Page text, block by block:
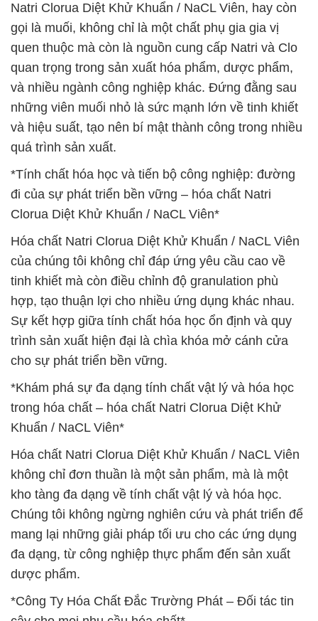
Natri Clorua Diệt Khử Khuẩn / NaCL Viên, hay còn
gọi là muối, không chỉ là một chất phụ gia gia vị
quen thuộc mà còn là nguồn cung cấp Natri và Clo
quan trọng trong sản xuất hóa phẩm, dược phẩm,
và nhiều ngành công nghiệp khác. Đứng đằng sau
những viên muối nhỏ là sức mạnh lớn về tinh khiết
và hiệu suất, tạo nên bí mật thành công trong nhiều
quá trình sản xuất.
*Tính chất hóa học và tiến bộ công nghiệp: đường
đi của sự phát triển bền vững – hóa chất Natri
Clorua Diệt Khử Khuẩn / NaCL Viên*
Hóa chất Natri Clorua Diệt Khử Khuẩn / NaCL Viên
của chúng tôi không chỉ đáp ứng yêu cầu cao về
tinh khiết mà còn điều chỉnh độ granulation phù
hợp, tạo thuận lợi cho nhiều ứng dụng khác nhau.
Sự kết hợp giữa tính chất hóa học ổn định và quy
trình sản xuất hiện đại là chìa khóa mở cánh cửa
cho sự phát triển bền vững.
*Khám phá sự đa dạng tính chất vật lý và hóa học
trong hóa chất – hóa chất Natri Clorua Diệt Khử
Khuẩn / NaCL Viên*
Hóa chất Natri Clorua Diệt Khử Khuẩn / NaCL Viên
không chỉ đơn thuần là một sản phẩm, mà là một
kho tàng đa dạng về tính chất vật lý và hóa học.
Chúng tôi không ngừng nghiên cứu và phát triển để
mang lại những giải pháp tối ưu cho các ứng dụng
đa dạng, từ công nghiệp thực phẩm đến sản xuất
dược phẩm.
*Công Ty Hóa Chất Đắc Trường Phát – Đối tác tin